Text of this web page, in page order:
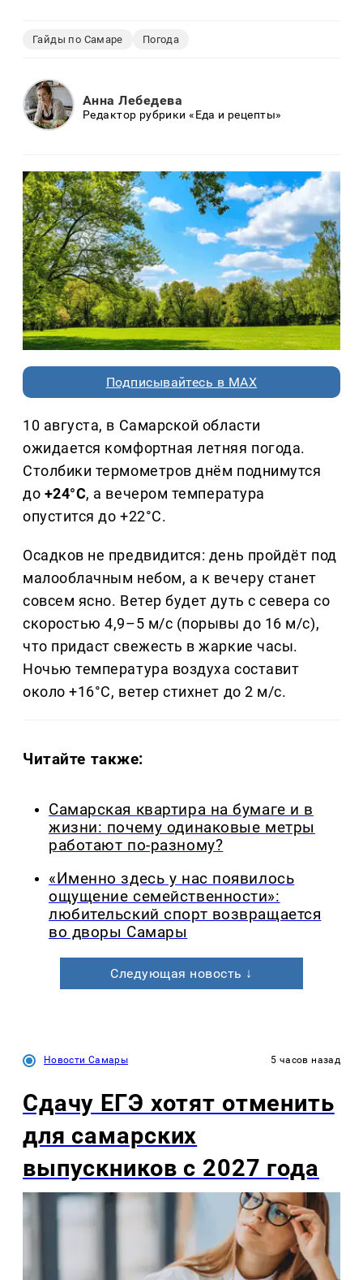
Гайды по Самаре Погода
Анна Лебедева
Редактор рубрики «Еда и рецепты»
Подписывайтесь в MAX
10 августа, в Самарской области
ожидается комфортная летняя погода.
Столбики термометров днём поднимутся
до +24°C, а вечером температура
опустится до +22°C.
Осадков не предвидится: день пройдёт под
малооблачным небом, а к вечеру станет
совсем ясно. Ветер будет дуть с севера со
скоростью 4,9–5 м/с (порывы до 16 м/с),
что придаст свежесть в жаркие часы.
Ночью температура воздуха составит
около +16°C, ветер стихнет до 2 м/с.
Читайте также:
Самарская квартира на бумаге и в
жизни: почему одинаковые метры
работают по-разному?
«Именно здесь у нас появилось
ощущение семейственности»:
любительский спорт возвращается
во дворы Самары
Следующая новость ↓
Новости Самары 5 часов назад
Сдачу ЕГЭ хотят отменить
для самарских
выпускников с 2027 года